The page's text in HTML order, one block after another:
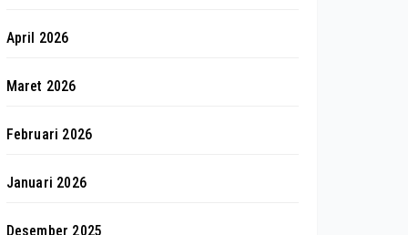
April 2026
Maret 2026
Februari 2026
Januari 2026
Desember 2025